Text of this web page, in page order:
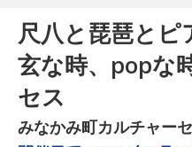
尺八と琵琶と
玄な時、popな
セス
みなかみ町カルチャー